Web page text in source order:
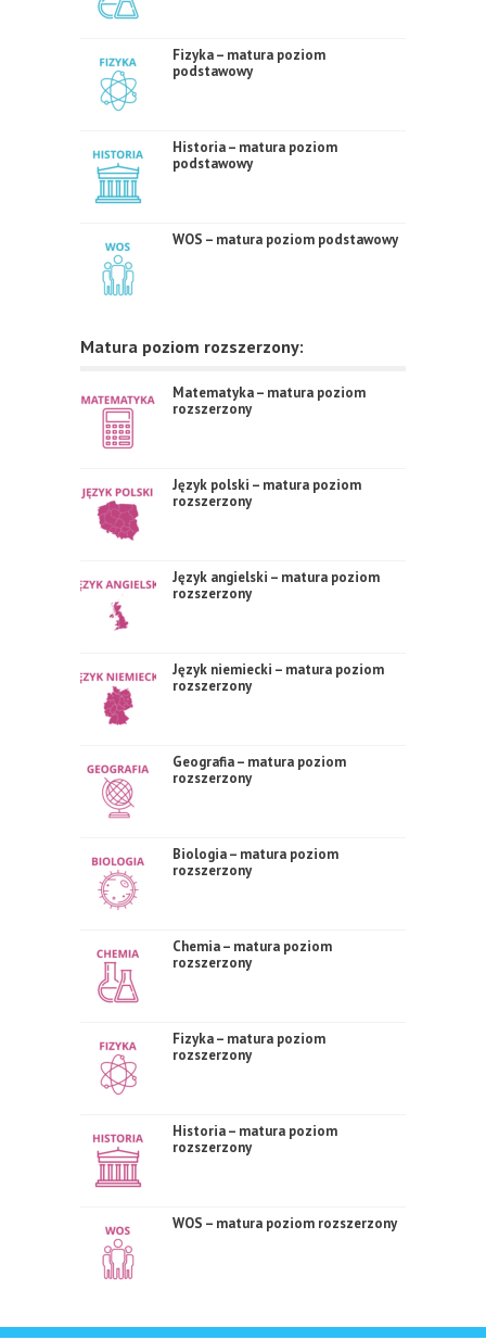
Fizyka – matura poziom
podstawowy
Historia – matura poziom
podstawowy
WOS – matura poziom podstawowy
Matura poziom rozszerzony:
Matematyka – matura poziom
rozszerzony
Język polski – matura poziom
rozszerzony
Język angielski – matura poziom
rozszerzony
Język niemiecki – matura poziom
rozszerzony
Geografia – matura poziom
rozszerzony
Biologia – matura poziom
rozszerzony
Chemia – matura poziom
rozszerzony
Fizyka – matura poziom
rozszerzony
Historia – matura poziom
rozszerzony
WOS – matura poziom rozszerzony